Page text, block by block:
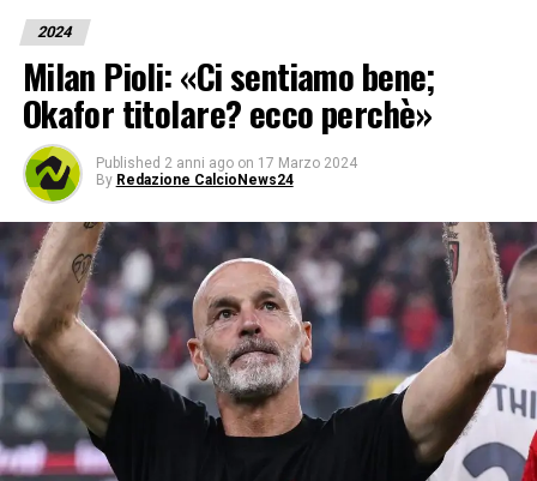
2024
Milan Pioli: «Ci sentiamo bene;
Okafor titolare? ecco perchè»
Published 2 anni ago on 17 Marzo 2024
By Redazione CalcioNews24